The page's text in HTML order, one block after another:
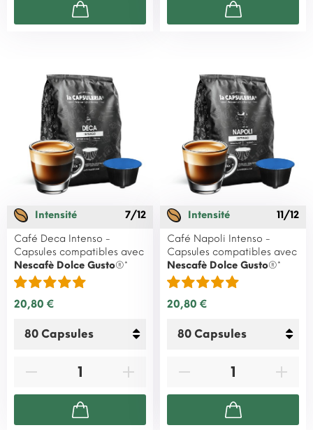
Intensité
7/12
Café Deca Intenso -
Capsules compatibles avec
Nescafè Dolce Gusto®*
20,80 €
Intensité
11/12
Café Napoli Intenso -
Capsules compatibles avec
Nescafè Dolce Gusto®*
20,80 €